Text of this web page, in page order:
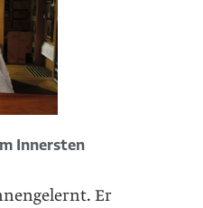
Innersten
Er